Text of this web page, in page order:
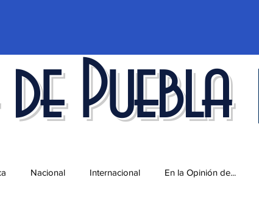
Puebla
Nacional Internacional En la Opinión de...